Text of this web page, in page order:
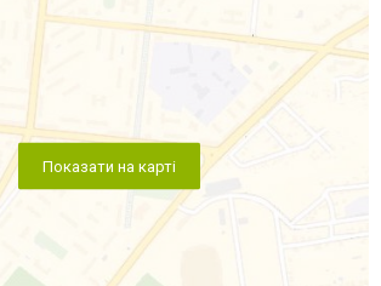
Показати на карті